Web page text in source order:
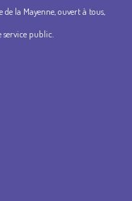
la Mayenne, ouvert à tous,
service public.